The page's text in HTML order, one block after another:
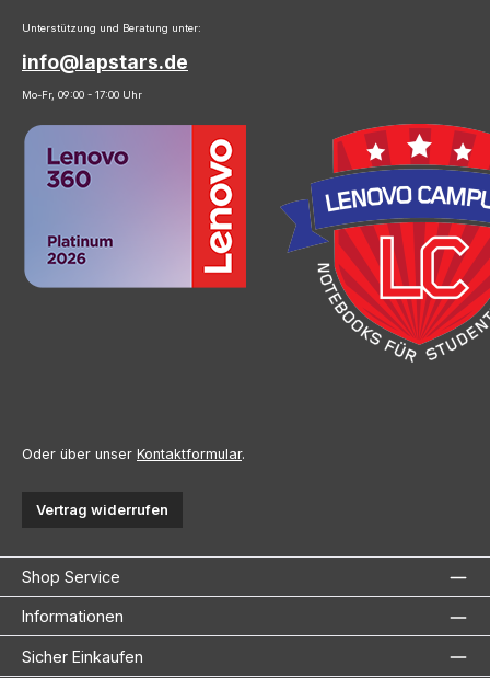
Unterstützung und Beratung unter:
info@lapstars.de
Mo-Fr, 09:00 - 17:00 Uhr
Oder über unser Kontaktformular.
Vertrag widerrufen
Shop Service
Informationen
Sicher Einkaufen